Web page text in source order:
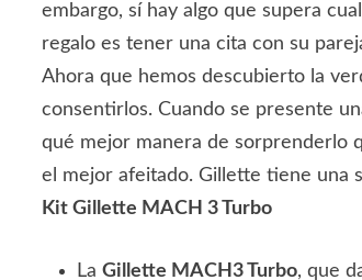
embargo, sí hay algo que supera
regalo es tener una cita con su
Ahora que hemos descubierto la
consentirlos. Cuando se presente
qué mejor manera de sorprenderlo
el mejor afeitado. Gillette tiene una
Kit Gillette MACH 3 Turbo
LaGillette MACH3 Turbo, que